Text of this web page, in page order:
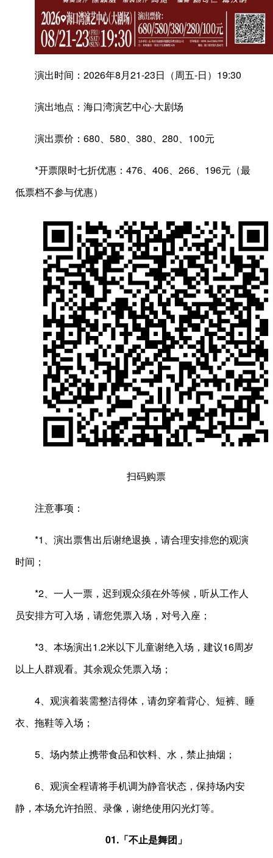
演出时间：2026年8月21-23日（周五-日）19:30
演出地点：海口湾演艺中心·大剧场
演出票价：680、580、380、280、100元
*开票限时七折优惠：476、406、266、196元（最
低票档不参与优惠）
扫码购票
注意事项：
*1、演出票售出后谢绝退换，请合理安排您的观演
时间；
*2、一人一票，迟到观众须在外等候，听从工作人
员安排方可入场，请您凭票入场，对号入座；
*3、本场演出1.2米以下儿童谢绝入场，建议16周岁
以上人群观看。其余观众凭票入场；
4、观演着装需整洁得体，请勿穿着背心、短裤、睡
衣、拖鞋等入场；
5、场内禁止携带食品和饮料、水，禁止抽烟；
6、观演全程请将手机调为静音状态，保持场内安
静，本场允许拍照、录像，谢绝使用闪光灯等。
01. 「不止是舞团」